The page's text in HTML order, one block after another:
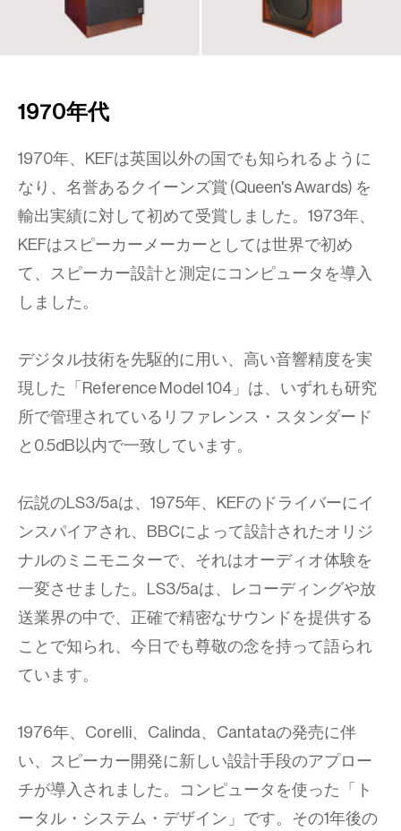
1970年代
1970年、KEFは英国以外の国でも知られるように
なり、名誉あるクイーンズ賞 (Queen's Awards) を
輸出実績に対して初めて受賞しました。1973年、
KEFはスピーカーメーカーとしては世界で初め
て、スピーカー設計と測定にコンピュータを導入
しました。
デジタル技術を先駆的に用い、高い音響精度を実
現した「Reference Model 104」は、いずれも研究
所で管理されているリファレンス・スタンダード
と0.5dB以内で一致しています。
伝説のLS3/5aは、1975年、KEFのドライバーにイ
ンスパイアされ、BBCによって設計されたオリジ
ナルのミニモニターで、それはオーディオ体験を
一変させました。LS3/5aは、レコーディングや放
送業界の中で、正確で精密なサウンドを提供する
ことで知られ、今日でも尊敬の念を持って語られ
ています。
1976年、Corelli、Calinda、Cantataの発売に伴
い、スピーカー開発に新しい設計手段のアプロー
チが導入されました。コンピュータを使った「ト
ータル・システム・デザイン」です。その1年後の